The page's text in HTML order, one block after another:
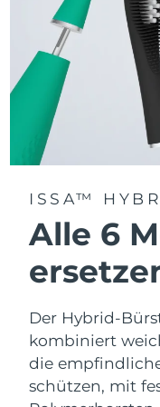
ISSA™
Alle 6
Der Hybrid-
kombiniert
die
schützen, mit